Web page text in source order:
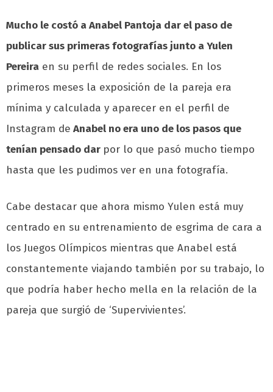
Mucho le costó a Anabel Pantoja dar el paso de
publicar sus primeras fotografías junto a Yulen
Pereira en su perfil de redes sociales. En los
primeros meses la exposición de la pareja era
mínima y calculada y aparecer en el perfil de
Instagram de Anabel no era uno de los pasos que
tenían pensado dar por lo que pasó mucho tiempo
hasta que les pudimos ver en una fotografía.
Cabe destacar que ahora mismo Yulen está muy
centrado en su entrenamiento de esgrima de cara a
los Juegos Olímpicos mientras que Anabel está
constantemente viajando también por su trabajo, lo
que podría haber hecho mella en la relación de la
pareja que surgió de ‘Supervivientes’.